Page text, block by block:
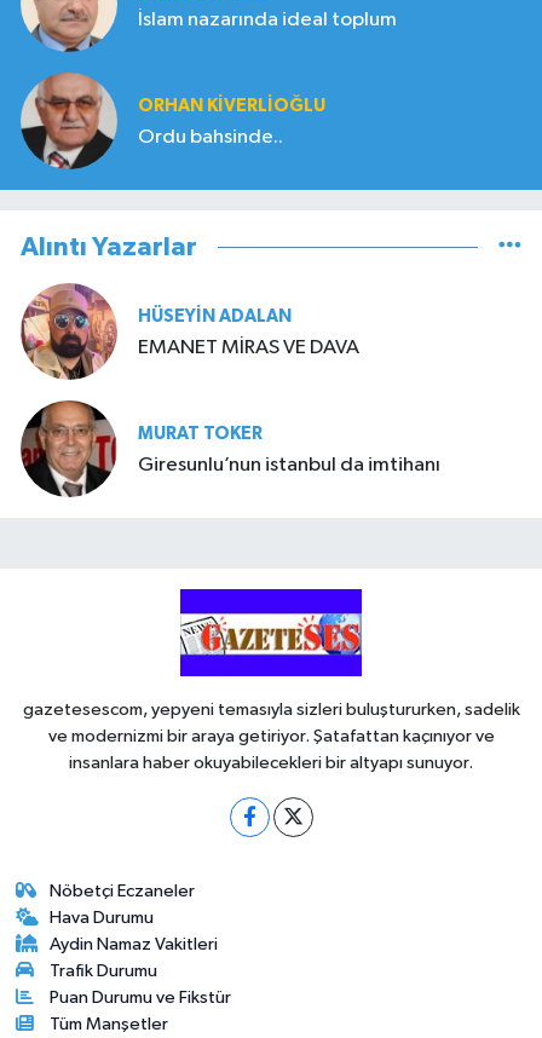
İslam nazarında ideal toplum
ORHAN KIVERLIOĞLU
Ordu bahsinde..
Alıntı Yazarlar
HÜSEYIN ADALAN
EMANET MİRAS VE DAVA
MURAT TOKER
Giresunlu’nun istanbul da imtihanı
gazetesescom, yepyeni temasıyla sizleri buluştururken, sadelik
ve modernizmi bir araya getiriyor. Şatafattan kaçınıyor ve
insanlara haber okuyabilecekleri bir altyapı sunuyor.
Nöbetçi Eczaneler
Hava Durumu
Aydin Namaz Vakitleri
Trafik Durumu
Puan Durumu ve Fikstür
Tüm Manşetler